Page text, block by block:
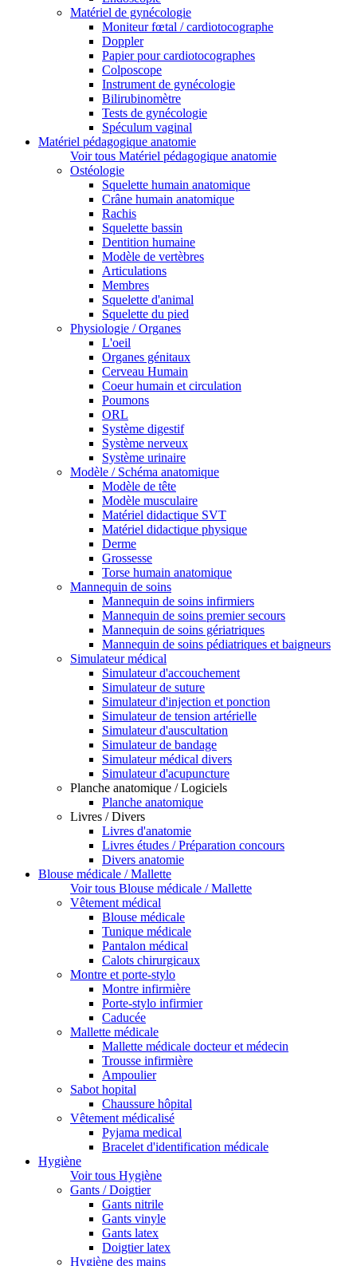
Matériel de gynécologie
Moniteur fœtal / cardiotocographe
Doppler
Papier pour cardiotocographes
Colposcope
Instrument de gynécologie
Bilirubinomètre
Tests de gynécologie
Spéculum vaginal
Matériel pédagogique anatomie
Voir tous Matériel pédagogique anatomie
Ostéologie
Squelette humain anatomique
Crâne humain anatomique
Rachis
Squelette bassin
Dentition humaine
Modèle de vertèbres
Articulations
Membres
Squelette d'animal
Squelette du pied
Physiologie / Organes
L'oeil
Organes génitaux
Cerveau Humain
Coeur humain et circulation
Poumons
ORL
Système digestif
Système nerveux
Système urinaire
Modèle / Schéma anatomique
Modèle de tête
Modèle musculaire
Matériel didactique SVT
Matériel didactique physique
Derme
Grossesse
Torse humain anatomique
Mannequin de soins
Mannequin de soins infirmiers
Mannequin de soins premier secours
Mannequin de soins gériatriques
Mannequin de soins pédiatriques et baigneurs
Simulateur médical
Simulateur d'accouchement
Simulateur de suture
Simulateur d'injection et ponction
Simulateur de tension artérielle
Simulateur d'auscultation
Simulateur de bandage
Simulateur médical divers
Simulateur d'acupuncture
Planche anatomique / Logiciels
Planche anatomique
Livres / Divers
Livres d'anatomie
Livres études / Préparation concours
Divers anatomie
Blouse médicale / Mallette
Voir tous Blouse médicale / Mallette
Vêtement médical
Blouse médicale
Tunique médicale
Pantalon médical
Calots chirurgicaux
Montre et porte-stylo
Montre infirmière
Porte-stylo infirmier
Caducée
Mallette médicale
Mallette médicale docteur et médecin
Trousse infirmière
Ampoulier
Sabot hopital
Chaussure hôpital
Vêtement médicalisé
Pyjama medical
Bracelet d'identification médicale
Hygiène
Voir tous Hygiène
Gants / Doigtier
Gants nitrile
Gants vinyle
Gants latex
Doigtier latex
Hygiène des mains